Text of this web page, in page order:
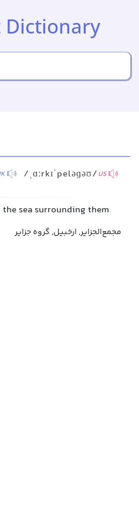
Dictionary
/ˌɑːrkɪˈpeləɡəʊ/US
sea surrounding them
مجمع‌الجزایر, ارخبیل, گروه جزایر